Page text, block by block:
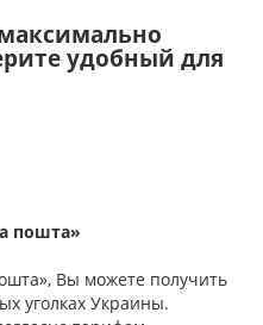
удобный для
пошта»
Вы можете получить
уголках Украины.